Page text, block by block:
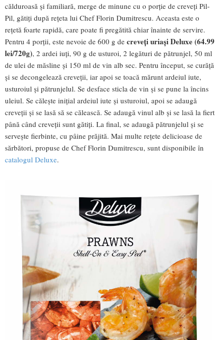
călduroasă și familiară, merge de minune cu o porție de creveți Pil-
Pil, gătiți după rețeta lui Chef Florin Dumitrescu. Aceasta este o
rețetă foarte rapidă, care poate fi pregătită chiar înainte de servire.
Pentru 4 porții, este nevoie de 600 g de creveți uriași Deluxe (64.99
lei/720g), 2 ardei iuți, 90 g de usturoi, 2 legături de pătrunjel, 50 ml
de ulei de măsline și 150 ml de vin alb sec. Pentru început, se curăță
și se decongelează creveții, iar apoi se toacă mărunt ardeiul iute,
usturoiul și pătrunjelul. Se desface sticla de vin și se pune la încins
uleiul. Se călește inițial ardeiul iute și usturoiul, apoi se adaugă
creveții și se lasă să se călească. Se adaugă vinul alb și se lasă la fiert
până când creveții sunt gătiți. La final, se adaugă pătrunjelul și se
servește fierbinte, cu pâine prăjită. Mai multe rețete delicioase de
sărbători, propuse de Chef Florin Dumitrescu, sunt disponibile în
catalogul Deluxe.